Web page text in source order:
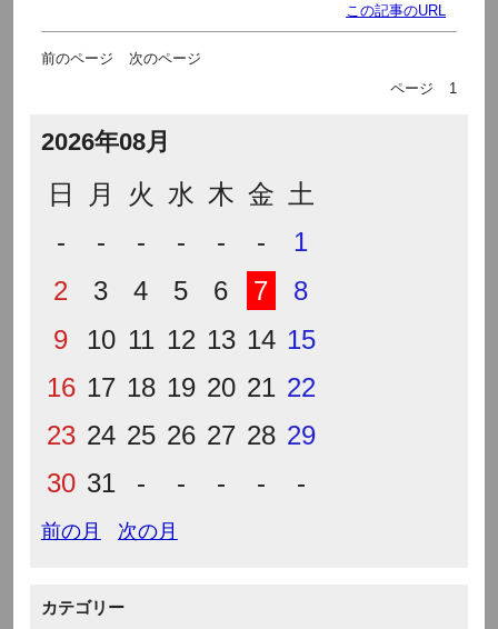
この記事のURL
前のページ
次のページ
ページ
1
2026年08月
日 月 火 水 木 金 土
-
- - - - -
1
2
3 4 5 6 7
8
9
10 11 12 13 14 15
16 17 18 19 20 21 22
23 24 25 26 27 28 29
30 31 - - - - -
前の月 次の月
カテゴリー